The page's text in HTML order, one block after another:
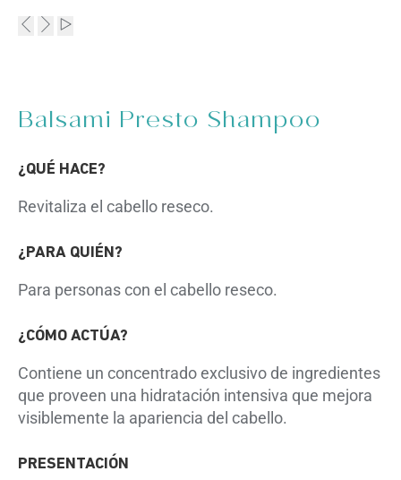
Balsami Presto Shampoo
¿QUÉ HACE?
Revitaliza el cabello reseco.
¿PARA QUIÉN?
Para personas con el cabello reseco.
¿CÓMO ACTÚA?
Contiene un concentrado exclusivo de ingredientes
que proveen una hidratación intensiva que mejora
visiblemente la apariencia del cabello.
PRESENTACIÓN